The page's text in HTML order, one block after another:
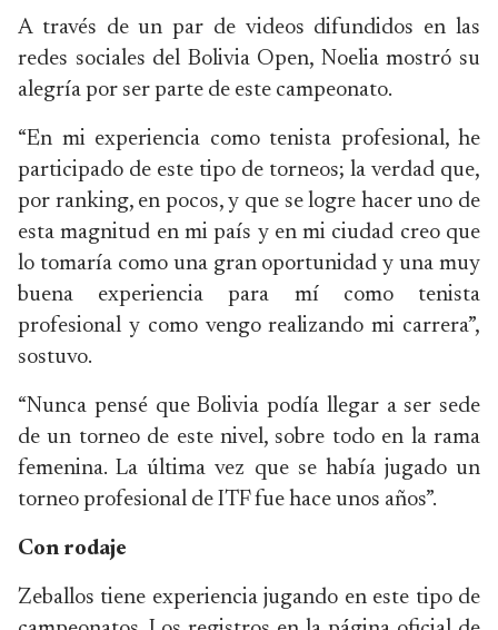
A través de un par de videos difundidos en las
redes sociales del Bolivia Open, Noelia mostró su
alegría por ser parte de este campeonato.
“En mi experiencia como tenista profesional, he
participado de este tipo de torneos; la verdad que,
por ranking, en pocos, y que se logre hacer uno de
esta magnitud en mi país y en mi ciudad creo que
lo tomaría como una gran oportunidad y una muy
buena experiencia para mí como tenista
profesional y como vengo realizando mi carrera”,
sostuvo.
“Nunca pensé que Bolivia podía llegar a ser sede
de un torneo de este nivel, sobre todo en la rama
femenina. La última vez que se había jugado un
torneo profesional de ITF fue hace unos años”.
Con rodaje
Zeballos tiene experiencia jugando en este tipo de